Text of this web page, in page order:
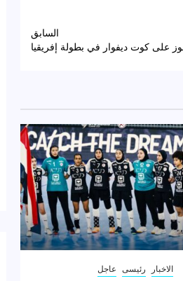
السابق
على كوت ديفوار في بطولة إفريقيا
الاخبار رئيسى عاجل